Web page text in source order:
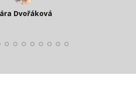
Dvořáková
Veleta Štěpánová
Smolková